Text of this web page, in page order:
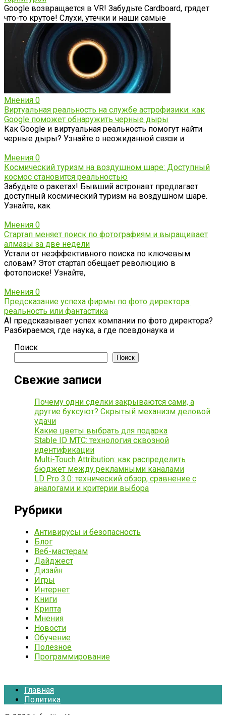
Google возвращается в VR! Забудьте Cardboard, грядет
что-то крутое! Слухи, утечки и наши самые
Мнения 0
Виртуальная реальность на службе астрофизики: как
Google поможет обнаружить черные дыры
Как Google и виртуальная реальность помогут найти
черные дыры? Узнайте о неожиданной связи и
Мнения 0
Космический туризм на воздушном шаре: Доступный
космос становится реальностью
Забудьте о ракетах! Бывший астронавт предлагает
доступный космический туризм на воздушном шаре.
Узнайте, как
Мнения 0
Стартап меняет поиск по фотографиям и выращивает
алмазы за две недели
Устали от неэффективного поиска по ключевым
словам? Этот стартап обещает революцию в
фотопоиске! Узнайте,
Мнения 0
Предсказание успеха фирмы по фото директора:
реальность или фантастика
AI предсказывает успех компании по фото директора?
Разбираемся, где наука, а где псевдонаука и
Поиск
Поиск
Свежие записи
Почему одни сделки закрываются сами, а
другие буксуют? Скрытый механизм деловой
удачи
Какие цветы выбрать для подарка
Stable ID МТС: технология сквозной
идентификации
Multi-Touch Attribution: как распределить
бюджет между рекламными каналами
LD Pro 3.0: технический обзор, сравнение с
аналогами и критерии выбора
Рубрики
Антивирусы и безопасность
Блог
Веб-мастерам
Дайджест
Дизайн
Игры
Интернет
Книги
Крипта
Мнения
Новости
Обучение
Полезное
Программирование
Главная
Политика